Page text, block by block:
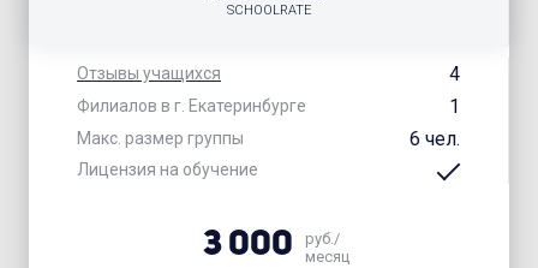
Отзывы учащихся 4
Филиалов в г. Екатеринбурге 1
Макс. размер группы 6 чел.
Лицензия на обучение
SCHOOLRATE
3 000
руб./
месяц